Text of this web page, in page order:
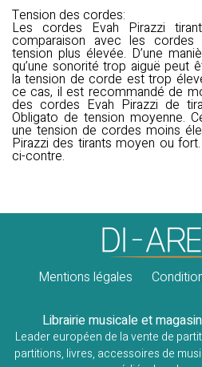
Tension des cordes:
Les cordes Evah Pirazzi
comparaison avec les cordes
tension plus élevée. D’une
qu’une sonorité trop aiguë peut
la tension de corde est trop
ce cas, il est recommandé de
des cordes Evah Pirazzi de
Obligato de tension moyenne.
une tension de cordes moins
Pirazzi des tirants moyen ou
ci-contre.
Mentions légales
Librairie musicale et
Leader européen de la vente de
partitions, livres, accessoires de